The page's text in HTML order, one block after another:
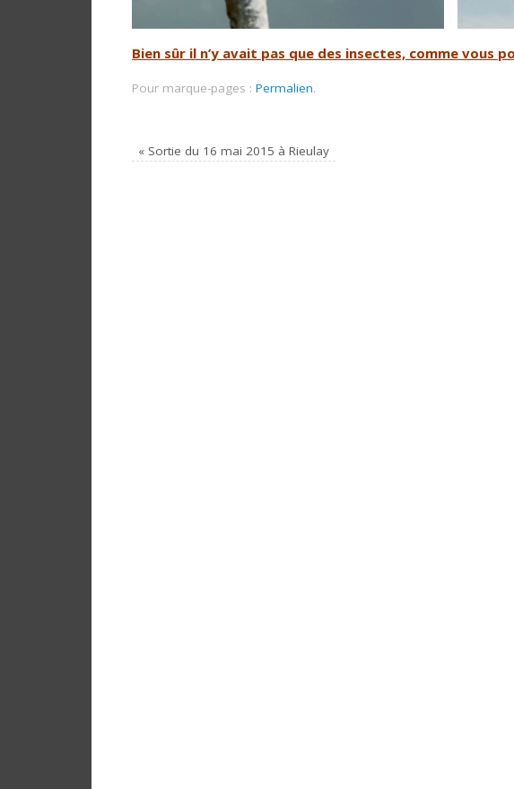
Bien sûr il n’y avait pas que des insectes, comme vous
Pour marque-pages : Permalien.
« Sortie du 16 mai 2015 à Rieulay